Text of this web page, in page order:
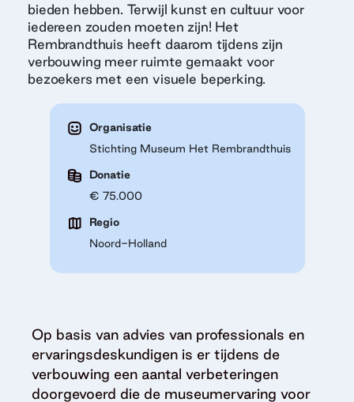
bieden hebben. Terwijl kunst en cultuur voor
iedereen zouden moeten zijn! Het
Rembrandthuis heeft daarom tijdens zijn
verbouwing meer ruimte gemaakt voor
bezoekers met een visuele beperking.
Organisatie
Stichting Museum Het Rembrandthuis
Donatie
€ 75.000
Regio
Noord-Holland
Op basis van advies van professionals en
ervaringsdeskundigen is er tijdens de
verbouwing een aantal verbeteringen
doorgevoerd die de museumervaring voor